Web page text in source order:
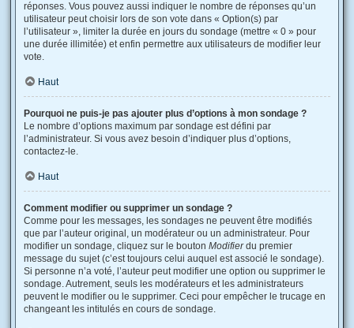
réponses. Vous pouvez aussi indiquer le nombre de réponses qu’un
utilisateur peut choisir lors de son vote dans « Option(s) par
l’utilisateur », limiter la durée en jours du sondage (mettre « 0 » pour
une durée illimitée) et enfin permettre aux utilisateurs de modifier leur
vote.
Haut
Pourquoi ne puis-je pas ajouter plus d’options à mon sondage ?
Le nombre d’options maximum par sondage est défini par
l’administrateur. Si vous avez besoin d’indiquer plus d’options,
contactez-le.
Haut
Comment modifier ou supprimer un sondage ?
Comme pour les messages, les sondages ne peuvent être modifiés
que par l’auteur original, un modérateur ou un administrateur. Pour
modifier un sondage, cliquez sur le bouton Modifierdu premier
message du sujet (c’est toujours celui auquel est associé le sondage).
Si personne n’a voté, l’auteur peut modifier une option ou supprimer le
sondage. Autrement, seuls les modérateurs et les administrateurs
peuvent le modifier ou le supprimer. Ceci pour empêcher le trucage en
changeant les intitulés en cours de sondage.